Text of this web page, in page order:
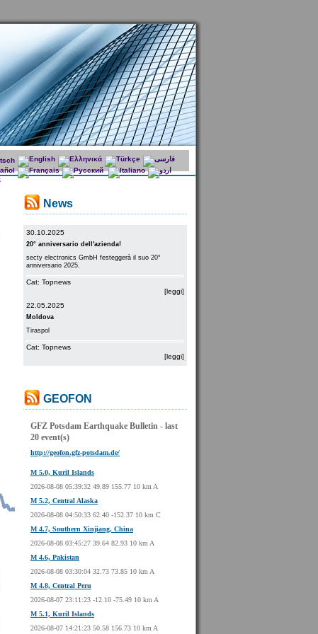
News
30.10.2025
20° anniversario dell'azienda!
secty electronics GmbH festeggerà il suo 20°
anniversario 2025.
Cat: Topnews
[leggi]
22.05.2025
Moldova
Tiraspol
Cat: Topnews
[leggi]
GEOFON
GFZ Potsdam Earthquake Bulletin - last
20 event(s)
http://geofon.gfz-potsdam.de/
M 5.0, Kuril Islands
2026-08-08 05:39:32 49.89 155.77 10 km A
M 5.2, Central Alaska
2026-08-08 04:50:33 62.40 -152.37 10 km C
M 4.7, Southern Xinjiang, China
2026-08-08 03:45:27 39.64 82.93 10 km A
M 4.6, Pakistan
2026-08-08 03:30:04 32.73 73.85 10 km A
M 4.8, Central Peru
2026-08-07 23:11:23 -12.10 -75.49 10 km A
M 5.1, Kuril Islands
2026-08-07 14:21:23 50.58 156.73 10 km A